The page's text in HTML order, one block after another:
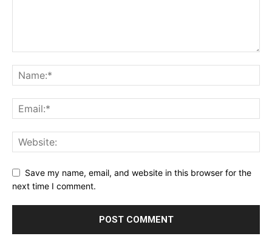
Save my name, email, and website in this browser for the
next time I comment.